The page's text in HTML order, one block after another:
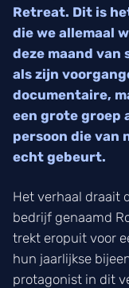
Retreat. Dit is
die we allemaal
deze maand
als zijn
documentaire,
een grote groep
persoon die van
echt gebeurt.
Het verhaal draait
bedrijf genaamd
trekt eropuit voor
hun jaarlijkse
protagonist in dit